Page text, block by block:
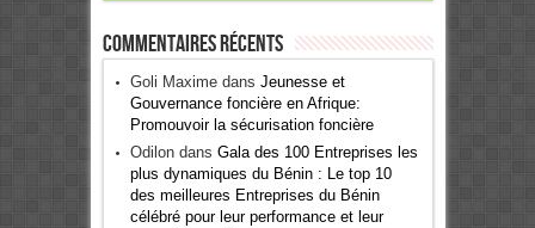
Commentaires récents
Goli Maximedans Jeunesse et
Gouvernance foncière en Afrique:
Promouvoir la sécurisation foncière
Odilondans Gala des 100 Entreprises les
plus dynamiques du Bénin : Le top 10
des meilleures Entreprises du Bénin
célébré pour leur performance et leur